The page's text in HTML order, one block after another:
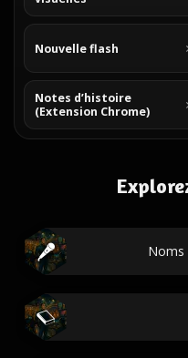
Nouvelle flash
Notes d’histoire
(Extension Chrome)
Noms